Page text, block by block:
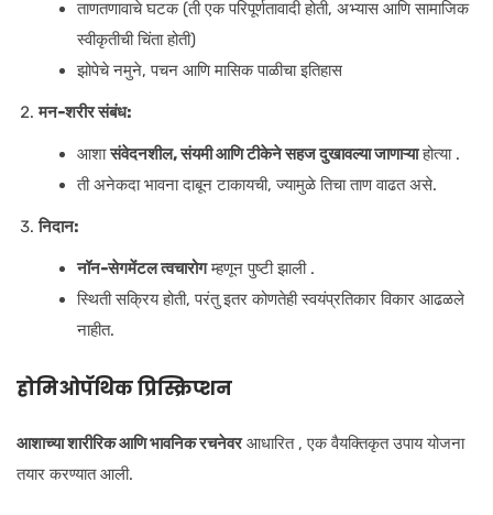
ताणतणावाचे घटक (ती एक परिपूर्णतावादी होती, अभ्यास आणि सामाजिक
स्वीकृतीची चिंता होती)
झोपेचे नमुने, पचन आणि मासिक पाळीचा इतिहास
मन-शरीर संबंध:
आशासंवेदनशील, संयमी आणि टीकेने सहज दुखावल्या जाणाऱ्याहोत्या .
ती अनेकदा भावना दाबून टाकायची, ज्यामुळे तिचा ताण वाढत असे.
निदान:
नॉन-सेगमेंटल त्वचारोगम्हणून पुष्टी झाली .
स्थिती सक्रिय होती, परंतु इतर कोणतेही स्वयंप्रतिकार विकार आढळले
नाहीत.
होमिओपॅथिक प्रिस्क्रिप्शन
आशाच्या शारीरिक आणि भावनिक रचनेवरआधारित , एक वैयक्तिकृत उपाय योजना
तयार करण्यात आली.